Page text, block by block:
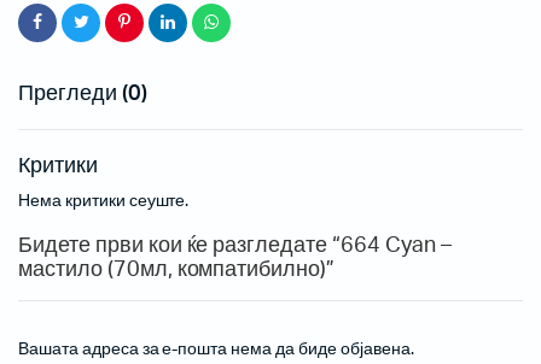
Прегледи (0)
Критики
Нема критики сеуште.
Бидете први кои ќе разгледате “664 Cyan –
мастило (70мл, компатибилно)”
Вашата адреса за е-пошта нема да биде објавена.